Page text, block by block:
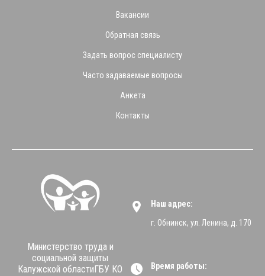
Министерство труда и
социальной защиты
Калужской областиГБУ КО
Вакансии
Обратная связь
Задать вопрос специалисту
Часто задаваемые вопросы
Анкета
Контакты
Наш адрес:
г. Обнинск, ул. Ленина, д. 170
Время работы: